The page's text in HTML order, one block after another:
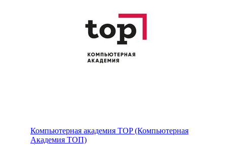
Компьютерная академия TOP (Компьютерная
Академия ТОП)